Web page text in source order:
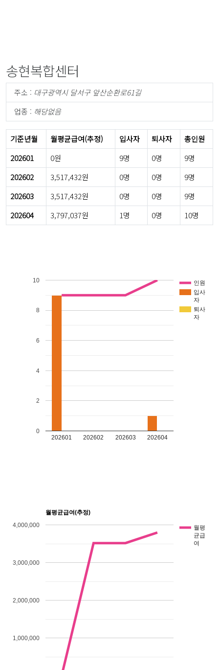
송현복합센터
주소 : 대구광역시 달서구 앞산순환로61길
업종 : 해당없음
기준년월 월평균급여(추정) 입사자 퇴사자
총인원
202601
0원 9명 0명
9명
202602
3,517,432원 0명 0명
9명
202603
3,517,432원 0명 0명
9명
202604
3,797,037원 1명 0명 10명
인원
입사
자
퇴사
자
202601 202602 202603 202604
0
2
4
6
8
10
월평균급여(추정)
월평
균급
여
1,000,000
2,000,000
3,000,000
4,000,000